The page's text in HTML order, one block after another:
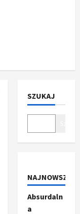
SZUKAJ
NAJNOWSZE
Absurdaln
a